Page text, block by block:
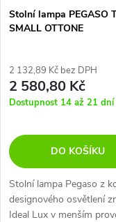
Stolní lampa PEGASO
SMALL OTTONE
2 132,89 Kč bez DPH
2 580,80 Kč
Dostupnost 14 až 21 dní
DO KOŠÍKU
Stolní lampa Pegaso z
designového osvětlení
Ideal Lux v menším